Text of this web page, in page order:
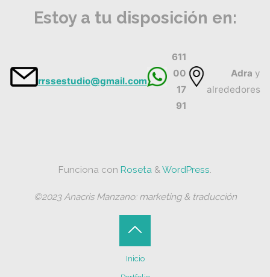
Estoy a tu disposición en:
rrssestudio@gmail.com
611
00
17
91
Adra y
alrededores
Funciona con Roseta & WordPress
©2023 Anacris Manzano: marketing & traducción
Inicio
Volver